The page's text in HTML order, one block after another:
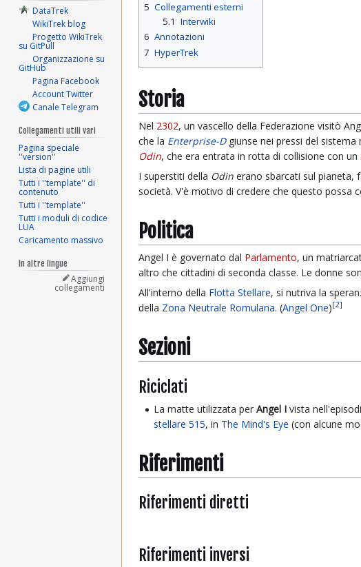
5 Collegamenti esterni
5.1 Interwiki
6 Annotazioni
7 HyperTrek
Storia
Nel 2302, un vascello della Federazione visitò
che la Enterprise-Dgiunse nei pressi del sistema
Odin, che era entrata in rotta di collisione con un
I superstiti della Odin erano sbarcati sul pianeta,
società. V'è motivo di credere che questo possa
Politica
Angel I è governato dal Parlamento, un
altro che cittadini di seconda classe. Le donne
All'interno della Flotta Stellare, si nutriva la
della Zona Neutrale Romulana. (Angel One)[2]
Sezioni
Riciclati
La matte utilizzata perAngel I vista
stellare 515, in The Mind's Eye (con alcune
Riferimenti
Riferimenti diretti
Riferimenti inversi
DataTrek
WikiTrek blog
Progetto WikiTrek
su GitPull
Organizzazione su
GitHub
Pagina Facebook
Account Twitter
Canale Telegram
Collegamenti utili vari
Pagina speciale
''version''
Lista di pagine utili
Tutti i ''template'' di
contenuto
Tutti i ''template''
Tutti i moduli di codice
LUA
Caricamento massivo
In altre lingue
Aggiungi
collegamenti